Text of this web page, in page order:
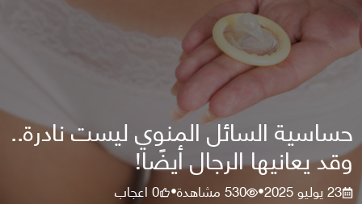
حساسية السائل المنوي ليست نادرة..
وقد يعانيها الرجال أيضًا!
23 يوليو 2025 •
530مشاهدة•
0اعجاب